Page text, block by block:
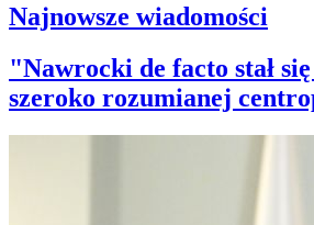
Najnowsze wiadomości
"Nawrocki de facto stał
szeroko rozumianej